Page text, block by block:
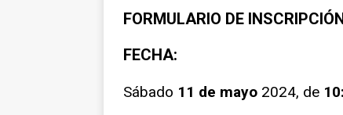
FORMULARIO DE
FECHA:
Sábado 11 de mayo 2024, de